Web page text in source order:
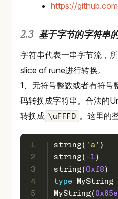
https://
基于字节的字符串
字符串代表一串字节流，
slice of rune进行转换。
1、无符号整数或者有符
码转换成字符串。合法的
转换成 \uFFFD 。这里的
1
2
3
4
5
string( 'a'
string( -1
string(0xf8
type MyString
MyString(